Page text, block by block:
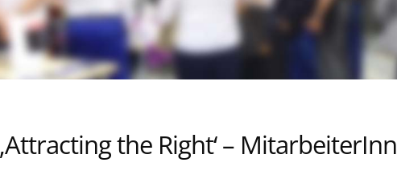
‚Attracting the Right‘ –